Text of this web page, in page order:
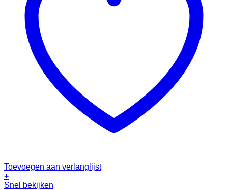
Toevoegen aan verlanglijst
+
Snel bekijken